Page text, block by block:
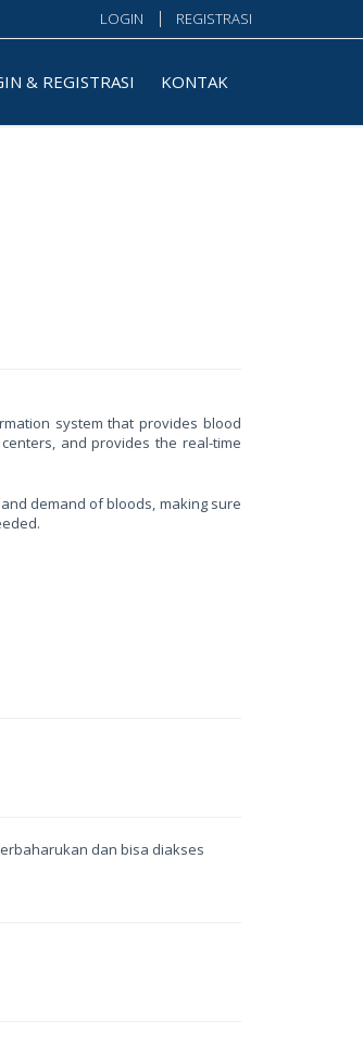
LOGIN REGISTRASI
& REGISTRASI KONTAK
system that provides blood
and provides the real-time
demand of bloods, making sure
dan bisa diakses